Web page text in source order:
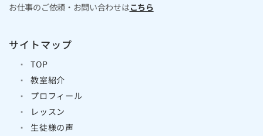
お仕事のご依頼・お問い合わせはこちら
サイトマップ
TOP
教室紹介
プロフィール
レッスン
生徒様の声